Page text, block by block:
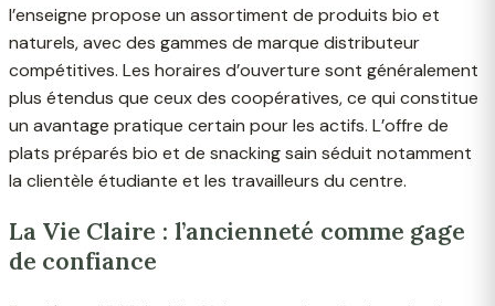
l’enseigne propose un assortiment de produits bio et
naturels, avec des gammes de marque distributeur
compétitives. Les horaires d’ouverture sont généralement
plus étendus que ceux des coopératives, ce qui constitue
un avantage pratique certain pour les actifs. L’offre de
plats préparés bio et de snacking sain séduit notamment
la clientèle étudiante et les travailleurs du centre.
La Vie Claire : l’ancienneté comme gage
de confiance